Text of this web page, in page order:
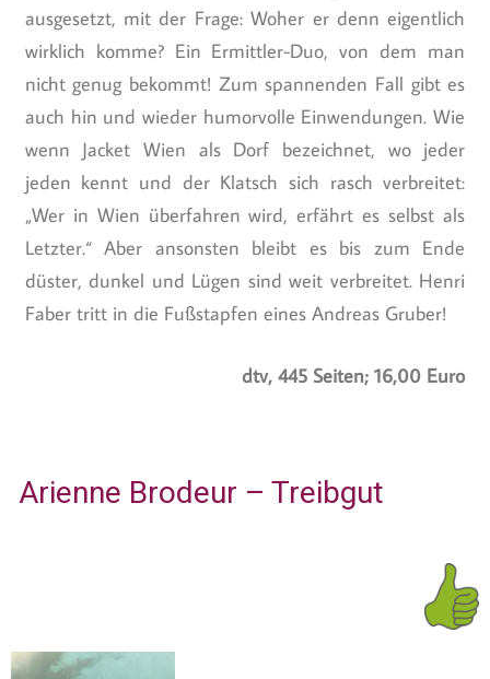
ausgesetzt, mit der Frage: Woher er denn eigentlich
wirklich komme? Ein Ermittler-Duo, von dem man
nicht genug bekommt! Zum spannenden Fall gibt es
auch hin und wieder humorvolle Einwendungen. Wie
wenn Jacket Wien als Dorf bezeichnet, wo jeder
jeden kennt und der Klatsch sich rasch verbreitet:
„Wer in Wien überfahren wird, erfährt es selbst als
Letzter.“ Aber ansonsten bleibt es bis zum Ende
düster, dunkel und Lügen sind weit verbreitet. Henri
Faber tritt in die Fußstapfen eines Andreas Gruber!
dtv, 445 Seiten; 16,00 Euro
Arienne Brodeur – Treibgut